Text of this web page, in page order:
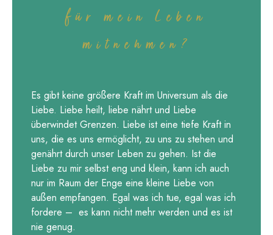
für mein Leben
mitnehmen?
Es gibt keine größere Kraft im Universum als die
Liebe. Liebe heilt, liebe nährt und Liebe
überwindet Grenzen. Liebe ist eine tiefe Kraft in
uns, die es uns ermöglicht, zu uns zu stehen und
genährt durch unser Leben zu gehen. Ist die
Liebe zu mir selbst eng und klein, kann ich auch
nur im Raum der Enge eine kleine Liebe von
außen empfangen. Egal was ich tue, egal was ich
fordere – es kann nicht mehr werden und es ist
nie genug.